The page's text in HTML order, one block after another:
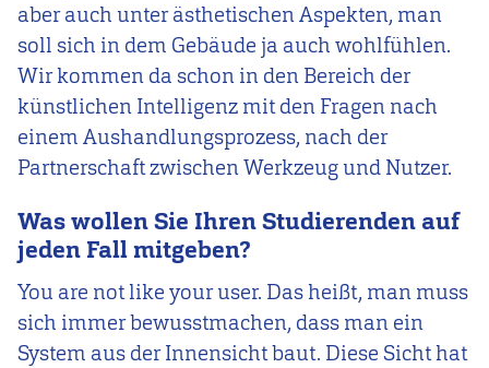
aber auch unter ästhetischen Aspekten, man
soll sich in dem Gebäude ja auch wohlfühlen.
Wir kommen da schon in den Bereich der
künstlichen Intelligenz mit den Fragen nach
einem Aushandlungsprozess, nach der
Partnerschaft zwischen Werkzeug und Nutzer.
Was wollen Sie Ihren Studierenden auf
jeden Fall mitgeben?
You are not like your user. Das heißt, man muss
sich immer bewusstmachen, dass man ein
System aus der Innensicht baut. Diese Sicht hat